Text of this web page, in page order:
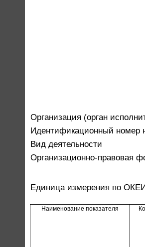
Организация (орган
Идентификационный номер
Вид деятельности
Организационно-правовая
Единица измерения по
Наименование показателя